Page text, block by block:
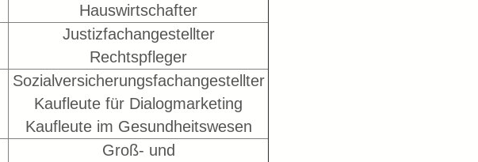
Hauswirtschafter
Justizfachangestellter
Rechtspfleger
Sozialversicherungsfachangestellter
Kaufleute für Dialogmarketing
Kaufleute im Gesundheitswesen
Groß- und